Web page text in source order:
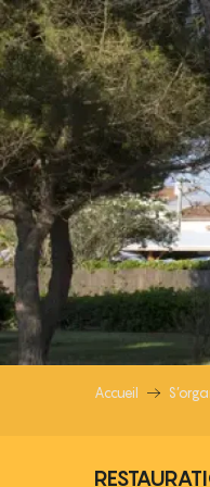
Aller
au
contenu
principal
Accueil